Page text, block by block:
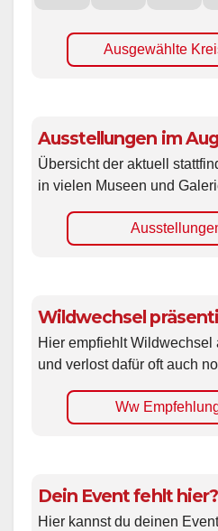
Ausgewählte
Ausstellungen im
Übersicht der aktuell
in vielen Museen und
Wildwechsel
Hier empfiehlt
und verlost dafür oft auch
Ww
Dein Event fehlt hier?
Hier kannst du deinen